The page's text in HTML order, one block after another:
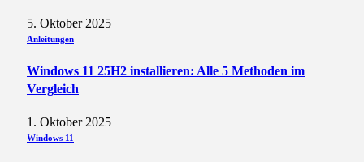
5. Oktober 2025
Anleitungen
Windows 11 25H2 installieren: Alle 5 Methoden im
Vergleich
1. Oktober 2025
Windows 11